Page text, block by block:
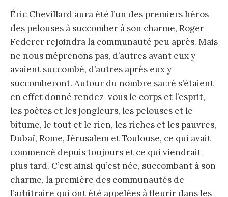
Éric Chevillard aura été l’un des premiers héros
des pelouses à succomber à son charme, Roger
Federer rejoindra la communauté peu après. Mais
ne nous méprenons pas, d’autres avant eux y
avaient succombé, d’autres après eux y
succomberont. Autour du nombre sacré s’étaient
en effet donné rendez-vous le corps et l’esprit,
les poètes et les jongleurs, les pelouses et le
bitume, le tout et le rien, les riches et les pauvres,
Dubaï, Rome, Jérusalem et Toulouse, ce qui avait
commencé depuis toujours et ce qui viendrait
plus tard. C’est ainsi qu’est née, succombant à son
charme, la première des communautés de
l’arbitraire qui ont été appelées à fleurir dans les